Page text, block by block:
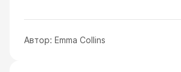
Автор: Emma Collins